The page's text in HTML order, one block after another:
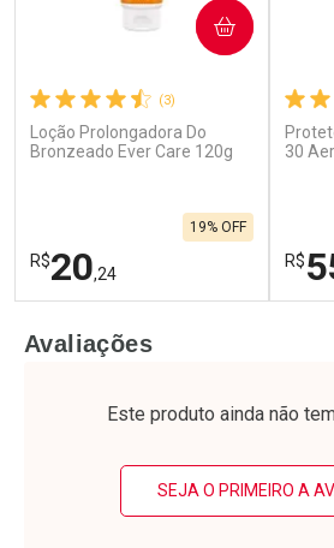
Ativar Desconto
(3)
Loção Prolongadora Do
Bronzeado Ever Care 120g
R$20,24
19% OFF
COMPRAR
Laboratório
Por Menos
30
R$
Avaliações
Este produto ainda não
SEJA O PRIMEIRO A